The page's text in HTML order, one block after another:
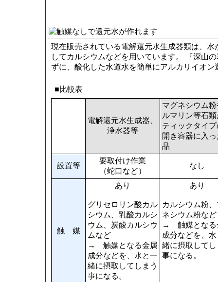
現在販売されている電解還元水生成器類は、
してカルシウムなどを用いています。 『深山
ずに、酸化した水道水を簡単にアルカリイオン
■比較表
電解還元水生成器、
浄水器等
マグネシウム
ルマリン等石
ティックタイ
開き容器に入
品
設置等
要取付け作業
（蛇口など）
なし
触 媒
あり
グリセロリン酸カル
シウム、乳酸カルシ
ウム、炭酸カルシウ
ムなど
→ 触媒となる金属
成分などを、水と一
緒に摂取してしまう
事になる。
あり
カルシウム粉
ネシウム粉など
→ 触媒となる
成分などを、
緒に摂取して
事になる。